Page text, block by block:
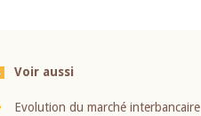
Voir aussi
Evolution du marché interbancaire